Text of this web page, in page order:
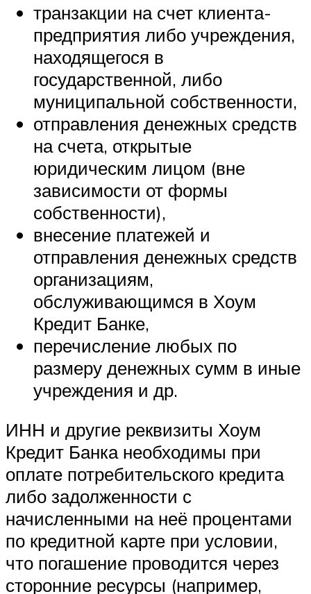
транзакции на счет клиента-
предприятия либо учреждения,
находящегося в
государственной, либо
муниципальной собственности,
отправления денежных средств
на счета, открытые
юридическим лицом (вне
зависимости от формы
собственности),
внесение платежей и
отправления денежных средств
организациям,
обслуживающимся в Хоум
Кредит Банке,
перечисление любых по
размеру денежных сумм в иные
учреждения и др.
ИНН и другие реквизиты Хоум
Кредит Банка необходимы при
оплате потребительского кредита
либо задолженности с
начисленными на неё процентами
по кредитной карте при условии,
что погашение проводится через
сторонние ресурсы (например,